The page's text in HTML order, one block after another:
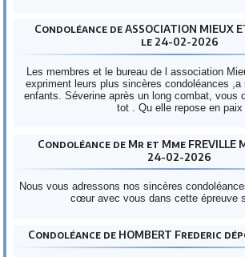
Condoléance de ASSOCIATION MIEUX
le 24-02-2026
Les membres et le bureau de l association
expriment leurs plus sincères condoléances
enfants. Séverine après un long combat, vous
tot . Qu elle repose en paix
Condoléance de Mr et Mme FREVILLE
24-02-2026
Nous vous adressons nos sincères
cœur avec vous dans cette épreuve
Condoléance de HOMBERT Frederic